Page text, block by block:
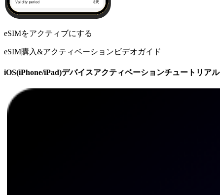
eSIMをアクティブにする
eSIM購入&アクティベーションビデオガイド
iOS(iPhone/iPad)デバイスアクティベーションチュートリアル